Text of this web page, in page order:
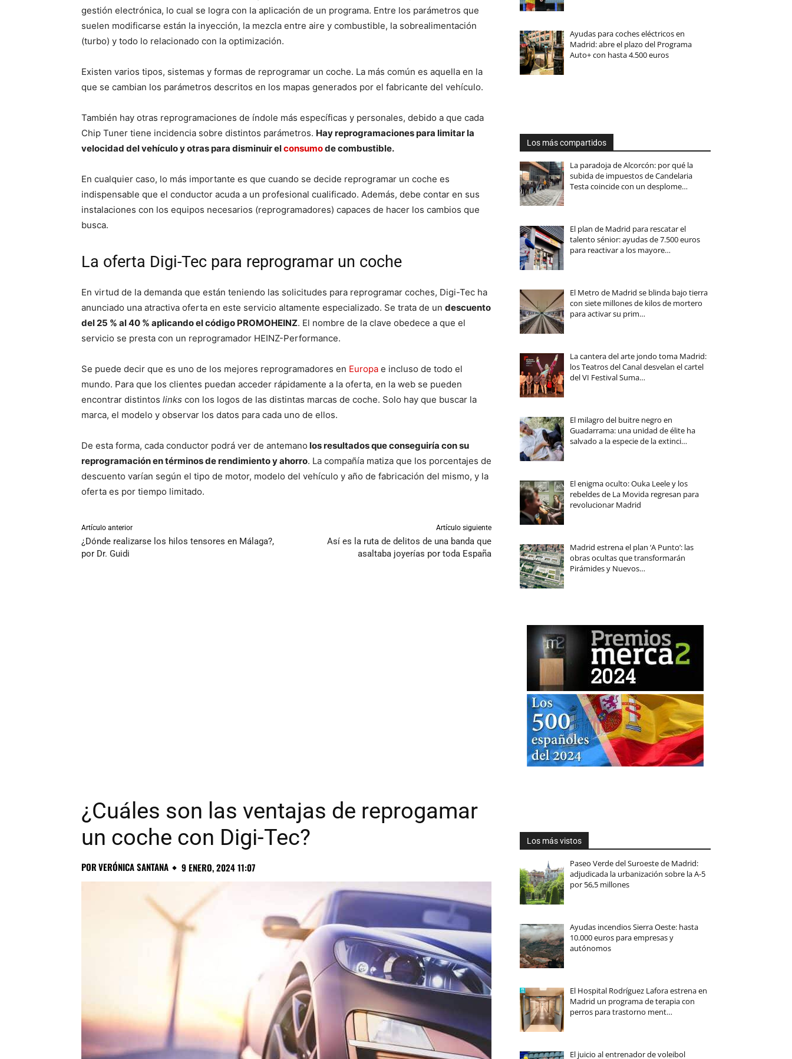
gestión electrónica, lo cual se logra con la aplicación de un programa. Entre los parámetros que
suelen modificarse están la inyección, la mezcla entre aire y combustible, la sobrealimentación
(turbo) y todo lo relacionado con la optimización.
Existen varios tipos, sistemas y formas de reprogramar un coche. La más común es aquella en la
que se cambian los parámetros descritos en los mapas generados por el fabricante del vehículo.
También hay otras reprogramaciones de índole más específicas y personales, debido a que cada
Chip Tuner tiene incidencia sobre distintos parámetros. Hay reprogramaciones para limitar la
velocidad del vehículo y otras para disminuir elconsumode combustible.
En cualquier caso, lo más importante es que cuando se decide reprogramar un coche es
indispensable que el conductor acuda a un profesional cualificado. Además, debe contar en sus
instalaciones con los equipos necesarios (reprogramadores) capaces de hacer los cambios que
busca.
La oferta Digi-Tec para reprogramar un coche
En virtud de la demanda que están teniendo las solicitudes para reprogramar coches, Digi-Tec ha
anunciado una atractiva oferta en este servicio altamente especializado. Se trata de un descuento
del 25 % al 40 % aplicando el código PROMOHEINZ. El nombre de la clave obedece a que el
servicio se presta con un reprogramador HEINZ-Performance.
Se puede decir que es uno de los mejores reprogramadores en Europa e incluso de todo el
mundo. Para que los clientes puedan acceder rápidamente a la oferta, en la web se pueden
encontrar distintos links con los logos de las distintas marcas de coche. Solo hay que buscar la
marca, el modelo y observar los datos para cada uno de ellos.
De esta forma, cada conductor podrá ver de antemano los resultados que conseguiría con su
reprogramación en términos de rendimiento y ahorro. La compañía matiza que los porcentajes de
descuento varían según el tipo de motor, modelo del vehículo y año de fabricación del mismo, y la
oferta es por tiempo limitado.
Artículo anterior
¿Dónde realizarse los hilos tensores en Málaga?,
por Dr. Guidi
Artículo siguiente
Así es la ruta de delitos de una banda que
asaltaba joyerías por toda España
Ayudas para coches eléctricos en
Madrid: abre el plazo del Programa
Auto+ con hasta 4.500 euros
Los más compartidos
La paradoja de Alcorcón: por qué la
subida de impuestos de Candelaria
Testa coincide con un desplome…
El plan de Madrid para rescatar el
talento sénior: ayudas de 7.500 euros
para reactivar a los mayore…
El Metro de Madrid se blinda bajo tierra
con siete millones de kilos de mortero
para activar su prim…
La cantera del arte jondo toma Madrid:
los Teatros del Canal desvelan el cartel
del VI Festival Suma…
El milagro del buitre negro en
Guadarrama: una unidad de élite ha
salvado a la especie de la extinci…
El enigma oculto: Ouka Leele y los
rebeldes de La Movida regresan para
revolucionar Madrid
Madrid estrena el plan ‘A Punto’: las
obras ocultas que transformarán
Pirámides y Nuevos…
¿Cuáles son las ventajas de reprogamar
un coche con Digi-Tec?
PORVERÓNICA SANTANA 9 ENERO, 2024 11:07
Los más vistos
Paseo Verde del Suroeste de Madrid:
adjudicada la urbanización sobre la A-5
por 56,5 millones
Ayudas incendios Sierra Oeste: hasta
10.000 euros para empresas y
autónomos
El Hospital Rodríguez Lafora estrena en
Madrid un programa de terapia con
perros para trastorno ment…
El juicio al entrenador de voleibol